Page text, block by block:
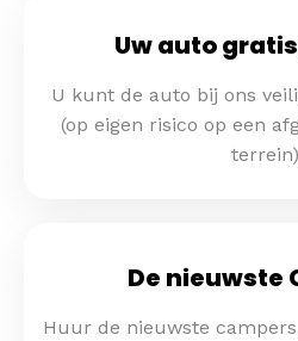
Uw auto
U kunt de auto bij ons
(op eigen risico op een
De nieuwste
Huur de nieuwste